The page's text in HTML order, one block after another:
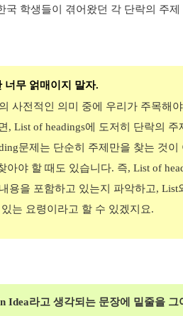
국 학생들이 겪어왔던 각 단락의 주
너무 얽매이지 말자.
의 사전적인 의미 중에 우리가 주목해
, List of headings에 도저히 단락의
문제는 단순히 주제만을 찾는 것이
아야 할 때도 있습니다. 즉, List of
용을 포함하고 있는지 파악하고, List
는 요령이라고 할 수 있겠지요.
Idea라고 생각되는 문장에 밑줄을 그